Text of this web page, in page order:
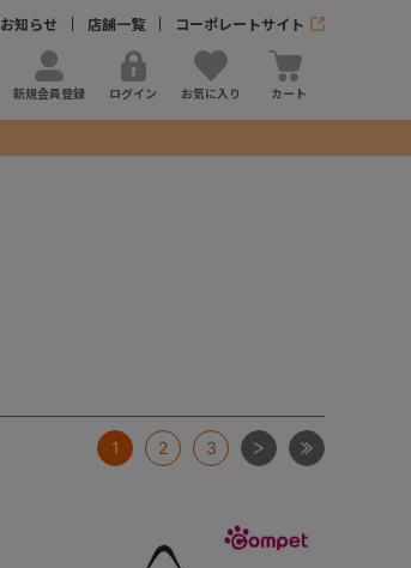
お知らせ 店舗一覧 コーポレートサイト
新規会員登録 ログイン お気に入り カート
1 2 3 次 最後